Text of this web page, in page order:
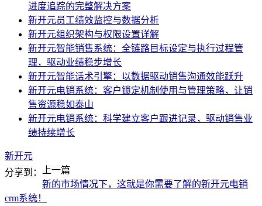
进度追踪的完整解决方案
新开元员工绩效监控与数据分析
新开元组织架构与权限设置详解
新开元智能销售系统：全链路目标设定与执行过程管
理，驱动业绩稳步增长
新开元智能话术引擎：以数据驱动销售沟通效能跃升
新开元电销系统：客户锁定机制使用与管理策略，让销
售资源稳如泰山
新开元电销系统：科学建立客户跟进记录，驱动销售业
绩持续增长
新开元
分享到：
上一篇
新的市场情况下，这就是你需要了解的新开元电销
crm系统！